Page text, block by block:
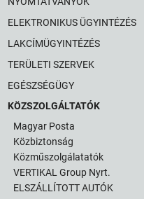
ELEKTRONIKUS ÜGYINTÉZÉS
LAKCÍMÜGYINTÉZÉS
TERÜLETI SZERVEK
EGÉSZSÉGÜGY
KÖZSZOLGÁLTATÓK
Magyar Posta
Közbiztonság
Közműszolgálatatók
VERTIKAL Group Nyrt.
ELSZÁLLÍTOTT AUTÓK